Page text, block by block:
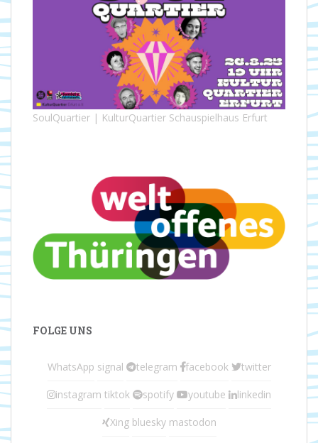
SoulQuartier | KulturQuartier Schauspielhaus Erfurt
FOLGE UNS
WhatsApp signal telegram facebook twitter
instagram tiktok spotify youtube linkedin
Xing bluesky mastodon